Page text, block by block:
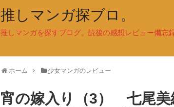
推しマンガ探ブロ。
推しマンガを探すブログ。読後の感想レビュー備忘録
ホーム 少女マンガのレビュー
宵の嫁入り（3） 七尾